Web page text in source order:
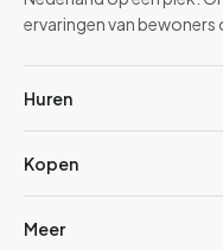
ervaringen van bewoners
Huren
Kopen
Meer